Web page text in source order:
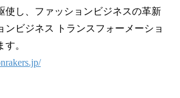
使し、ファッションビジネスの⾰新
ンビジネス トランスフォーメーショ
。